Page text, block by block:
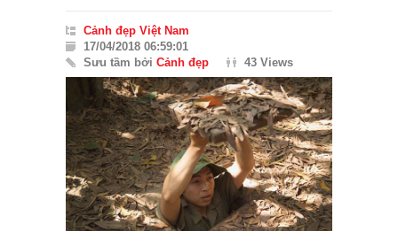
Cảnh đẹp Việt Nam
17/04/2018 06:59:01
Sưu tầm bởi Cảnh đẹp 43 Views